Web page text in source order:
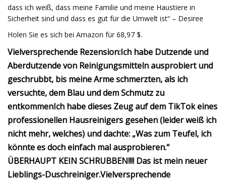
dass ich weiß, dass meine Familie und meine Haustiere in
Sicherheit sind und dass es gut für die Umwelt ist“ – Desiree
Holen Sie es sich bei Amazon für 68,97 $.
Vielversprechende Rezension:Ich habe Dutzende und
Aberdutzende von Reinigungsmitteln ausprobiert und
geschrubbt, bis meine Arme schmerzten, als ich
versuchte, dem Blau und dem Schmutz zu
entkommenIch habe dieses Zeug auf dem TikTok eines
professionellen Hausreinigers gesehen (leider weiß ich
nicht mehr, welches) und dachte: „Was zum Teufel, ich
könnte es doch einfach mal ausprobieren.“
ÜBERHAUPT KEIN SCHRUBBEN!!!! Das ist mein neuer
Lieblings-Duschreiniger.Vielversprechende